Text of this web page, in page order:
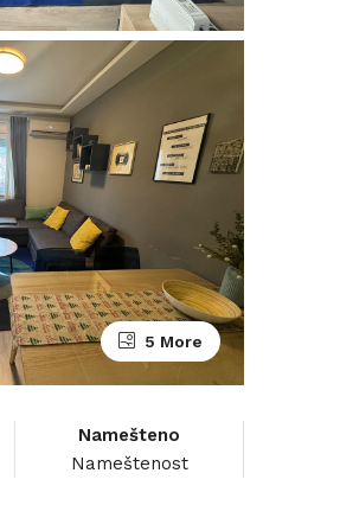
5 More
Namešteno
Nameštenost